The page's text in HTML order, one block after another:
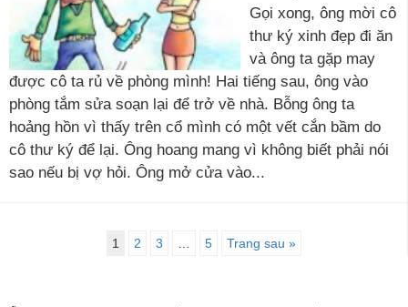
Gọi xong, ông mời cô
thư ký xinh đẹp đi ăn
và ông ta gặp may
được cô ta rủ về phòng mình! Hai tiếng sau, ông vào
phòng tắm sửa soạn lại để trở về nhà. Bỗng ông ta
hoảng hồn vì thấy trên cổ mình có một vết cắn bầm do
cô thư ký để lại. Ông hoang mang vì không biết phải nói
sao nếu bị vợ hỏi. Ông mở cửa vào...
1 2 3 5 Trang sau »